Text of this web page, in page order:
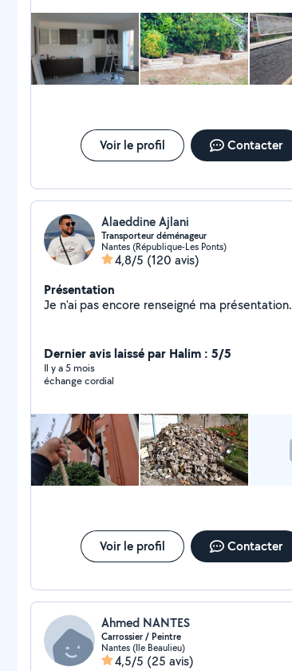
Voir le profil Contacter
Alaeddine Ajlani
Transporteur déménageur
Nantes (République-Les Ponts)
4,8/5 (120 avis)
Présentation
Je n'ai pas encore renseigné ma présentation.
Dernier avis laissé par Halim : 5/5
Il y a 5 mois
échange cordial
Voir le profil Contacter
Ahmed NANTES
Carrossier / Peintre
Nantes (Ile Beaulieu)
4,5/5 (25 avis)